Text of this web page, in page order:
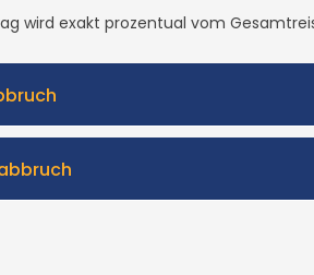
wird exakt prozentual vom